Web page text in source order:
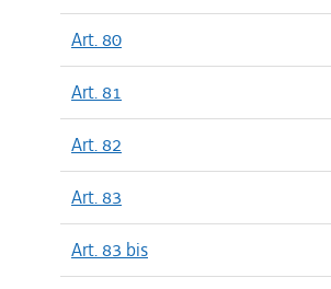
Art. 80
Art. 81
Art. 82
Art. 83
Art. 83 bis